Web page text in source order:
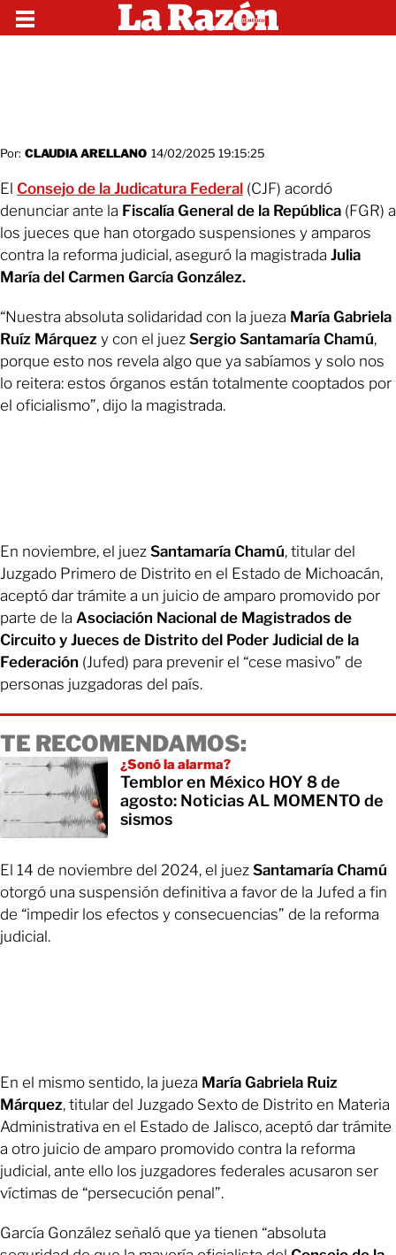
Por: CLAUDIA ARELLANO 14/02/2025 19:15:25
El Consejo de la Judicatura Federal (CJF) acordó
denunciar ante la Fiscalía General de la República (FGR) a
los jueces que han otorgado suspensiones y amparos
contra la reforma judicial, aseguró la magistrada Julia
María del Carmen García González.
“Nuestra absoluta solidaridad con la jueza María Gabriela
Ruíz Márquez y con el juez Sergio Santamaría Chamú,
porque esto nos revela algo que ya sabíamos y solo nos
lo reitera: estos órganos están totalmente cooptados por
el oficialismo”, dijo la magistrada.
En noviembre, el juez Santamaría Chamú, titular del
Juzgado Primero de Distrito en el Estado de Michoacán,
aceptó dar trámite a un juicio de amparo promovido por
parte de la Asociación Nacional de Magistrados de
Circuito y Jueces de Distrito del Poder Judicial de la
Federación (Jufed) para prevenir el “cese masivo” de
personas juzgadoras del país.
TE RECOMENDAMOS:
¿Sonó la alarma?
Temblor en México HOY 8 de
agosto: Noticias AL MOMENTO de
sismos
El 14 de noviembre del 2024, el juez Santamaría Chamú
otorgó una suspensión definitiva a favor de la Jufed a fin
de “impedir los efectos y consecuencias” de la reforma
judicial.
En el mismo sentido, la jueza María Gabriela Ruiz
Márquez, titular del Juzgado Sexto de Distrito en Materia
Administrativa en el Estado de Jalisco, aceptó dar trámite
a otro juicio de amparo promovido contra la reforma
judicial, ante ello los juzgadores federales acusaron ser
víctimas de “persecución penal”.
García González señaló que ya tienen “absoluta